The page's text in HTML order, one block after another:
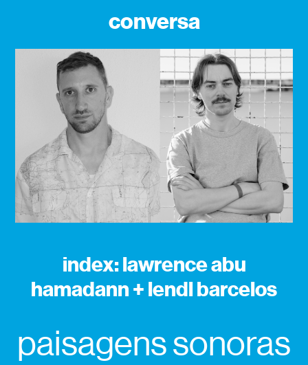
conversa
index: lawrence abu
hamadann + lendl barcelos
paisagens sonoras